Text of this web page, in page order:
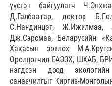
үүсгэн байгуулагч
Д.Галбаатар, доктор
С.Нандинцэг, Ж.Ижилмаа,
Дж.Сэрсмаа, Беларусийн
Хакасын зөвлөх
Оролцогчид ЕАЭЗХ, ШХАБ,
нэгдсэн доод
санаачилгыг Киргиз-